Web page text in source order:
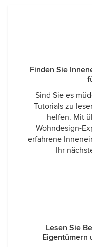
Finden Sie
Sind Sie es
Tutorials zu
helfen. Mit
Wohndesign-
erfahrene
Ihr
Lesen Sie
Eigentümern